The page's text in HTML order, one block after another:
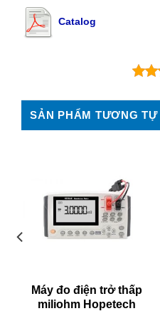
Catalog
SẢN PHẨM TƯƠNG TỰ
Máy đo điện trở thấp
miliohm Hopetech